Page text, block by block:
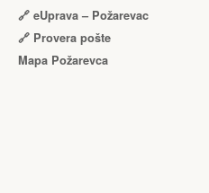
🔗 eUprava – Požarevac
🔗 Provera pošte
Mapa Požarevca